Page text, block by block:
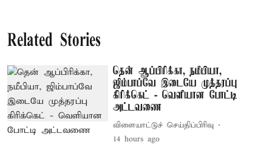
Related Stories
தென் ஆப்பிரிக்கா, நமீபியா,
ஜிம்பாப்வே இடையே முத்தரப்பு
கிரிக்கெட் - வெளியான போட்டி
அட்டவணை
விளையாட்டுச் செய்திப்பிரிவு
14 hours ago